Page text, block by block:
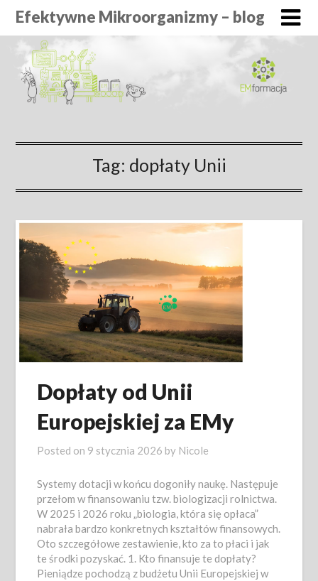
Efektywne Mikroorganizmy – blog
Tag: dopłaty Unii
Dopłaty od Unii
Europejskiej za EMy
Posted on 9 stycznia 2026 by Nicole
Systemy dotacji w końcu dogoniły naukę. Następuje
przełom w finansowaniu tzw. biologizacji rolnictwa.
W 2025 i 2026 roku „biologia, która się opłaca”
nabrała bardzo konkretnych kształtów finansowych.
Oto szczegółowe zestawienie, kto za to płaci i jak
te środki pozyskać. 1. Kto finansuje te dopłaty?
Pieniądze pochodzą z budżetu Unii Europejskiej w